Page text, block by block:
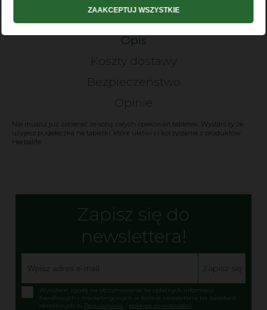
Opis
Koszty dostawy
Bezpieczeństwo
Opinie
Nie musisz już zabierać ze sobą całych opakowań tabletek. Wystarczy że
użyjesz pudełeczka na tabletki, które ułatwi ci korzystanie z produktów
Herbalife.
Zapisz się do
newslettera!
Zapisz się
Wyrażam zgodę na otrzymywanie bezpłatnych informacji
handlowych i marketingowych w formie newslettera na zasadach
określonych w Regulaminie polityce prywatnościi
ZAAKCEPTUJ WSZYSTKIE